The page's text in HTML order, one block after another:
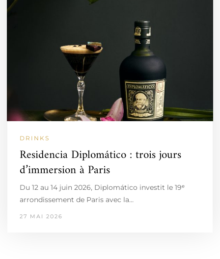
DRINKS
Residencia Diplomático : trois jours
d’immersion à Paris
Du 12 au 14 juin 2026, Diplomático investit le 19ᵉ
arrondissement de Paris avec la…
27 MAI 2026